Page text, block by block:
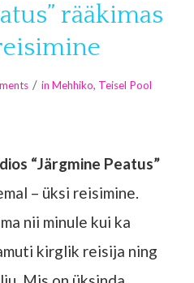
rääkimas
/ in Mehhiko, Teisel Pool
“Järgmine Peatus”
– üksi reisimine.
nii minule kui ka
kirglik reisija ning